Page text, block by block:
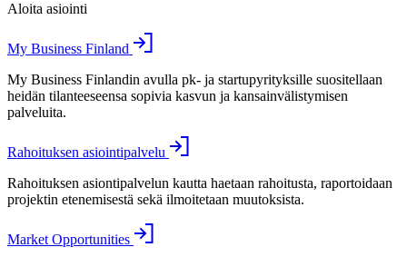
Aloita asiointi
My Business Finland
My Business Finlandin avulla pk- ja startupyrityksille suositellaan
heidän tilanteeseensa sopivia kasvun ja kansainvälistymisen
palveluita.
Rahoituksen asiointipalvelu
Rahoituksen asiontipalvelun kautta haetaan rahoitusta, raportoidaan
projektin etenemisestä sekä ilmoitetaan muutoksista.
Market Opportunities